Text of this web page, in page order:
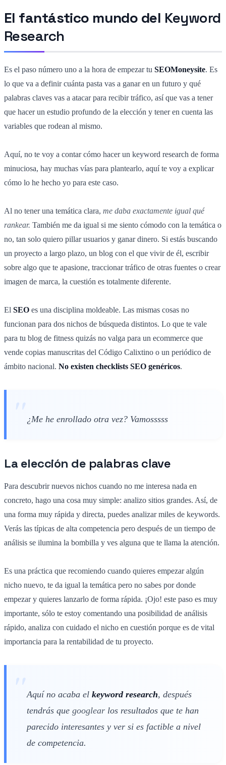
El fantástico mundo del Keyword
Research
Es el paso número uno a la hora de empezar tu SEOMoneysite. Es
lo que va a definir cuánta pasta vas a ganar en un futuro y qué
palabras claves vas a atacar para recibir tráfico, así que vas a tener
que hacer un estudio profundo de la elección y tener en cuenta las
variables que rodean al mismo.
Aquí, no te voy a contar cómo hacer un keyword research de forma
minuciosa, hay muchas vías para plantearlo, aquí te voy a explicar
cómo lo he hecho yo para este caso.
Al no tener una temática clara, me daba exactamente igual qué
rankear. También me da igual si me siento cómodo con la temática o
no, tan solo quiero pillar usuarios y ganar dinero. Si estás buscando
un proyecto a largo plazo, un blog con el que vivir de él, escribir
sobre algo que te apasione, traccionar tráfico de otras fuentes o crear
imagen de marca, la cuestión es totalmente diferente.
El SEO es una disciplina moldeable. Las mismas cosas no
funcionan para dos nichos de búsqueda distintos. Lo que te vale
para tu blog de fitness quizás no valga para un ecommerce que
vende copias manuscritas del Código Calixtino o un periódico de
ámbito nacional. No existen checklists SEO genéricos.
¿Me he enrollado otra vez? Vamosssss
La elección de palabras clave
Para descubrir nuevos nichos cuando no me interesa nada en
concreto, hago una cosa muy simple: analizo sitios grandes. Así, de
una forma muy rápida y directa, puedes analizar miles de keywords.
Verás las típicas de alta competencia pero después de un tiempo de
análisis se ilumina la bombilla y ves alguna que te llama la atención.
Es una práctica que recomiendo cuando quieres empezar algún
nicho nuevo, te da igual la temática pero no sabes por donde
empezar y quieres lanzarlo de forma rápida. ¡Ojo! este paso es muy
importante, sólo te estoy comentando una posibilidad de análisis
rápido, analiza con cuidado el nicho en cuestión porque es de vital
importancia para la rentabilidad de tu proyecto.
Aquí no acaba el keyword research, después
tendrás que googlear los resultados que te han
parecido interesantes y ver si es factible a nivel
de competencia.